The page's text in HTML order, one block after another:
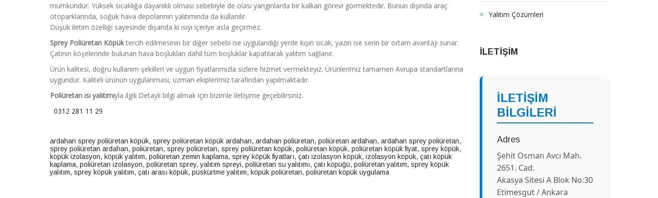
mümkündür. Yüksek sıcaklığa dayanıklı olması sebebiyle de olası yangınlarda bir kalkan görevi görmektedir. Bunun dışında araç
otoparklarında, soğuk hava depolarının yalıtımında da kullanılır.
Düşük iletim özelliği sayesinde dışarıda ki ısıyı içeriye asla geçirmez.
Sprey Poliüretan Köpüktercih edilmesinin bir diğer sebebi ise uygulandığı yerde kışın sıcak, yazın ise serin bir ortam avantajı sunar.
Çatının köşelerinde bulunan hava boşlukları dahil tüm boşluklar kapatılarak yalıtım sağlanır.
Ürün kalitesi, doğru kullanım şekilleri ve uygun fiyatlarımızla sizlere hizmet vermekteyiz. Ürünlerimiz tamamen Avrupa standartlarına
uygundur. Kaliteli ürünün uygulanması, uzman ekiplerimiz tarafından yapılmaktadır.
Poliüretan ısı yalıtımıyla ilgili Detaylı bilgi almak için bizimle iletişime geçebilirsiniz.
0312 281 11 29
ardahan sprey poliüretan köpük, sprey poliüretan köpük ardahan, ardahan poliüretan, poliüretan ardahan, ardahan sprey poliüretan,
sprey poliüretan ardahan, poliüretan, sprey poliüretan, sprey poliüretan köpük, poliüretan köpük, poliüretan köpük fiyat, sprey köpük,
köpük izolasyon, köpük yalıtım, poliüretan zemin kaplama, sprey köpük fiyatları, çatı izolasyon köpük, izolasyon köpük, çatı köpük
kaplama, poliüretan izolasyon, poliüretan sprey,yalıtım spreyi, poliüretan su yalıtımı, çatı köpüğü, poliüretan yalıtım, sprey köpük
yalıtım, sprey köpük yalıtım, çatı arası köpük, püskürtme yalıtım, köpük poliüretan, poliüretan köpük uygulama
Yalıtım Çözümleri
İLETİŞİM
İLETİŞİM
BİLGİLERİ
Adres
Şehit Osman Avcı Mah.
2651. Cad.
Akasya Sitesi A Blok No:30
Etimesgut / Ankara